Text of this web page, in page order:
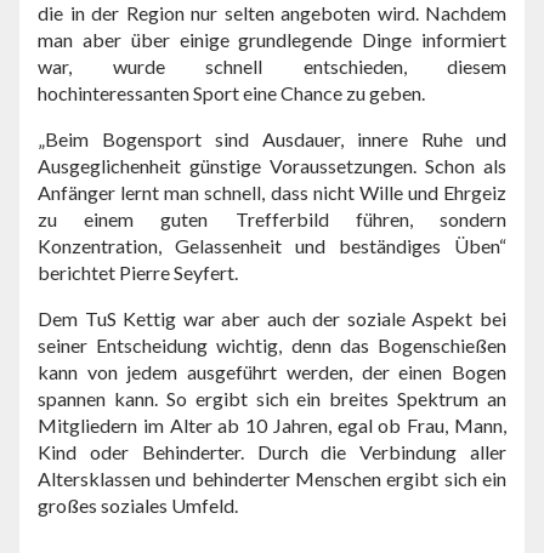
die in der Region nur selten angeboten wird. Nachdem
man aber über einige grundlegende Dinge informiert
war, wurde schnell entschieden, diesem
hochinteressanten Sport eine Chance zu geben.
„Beim Bogensport sind Ausdauer, innere Ruhe und
Ausgeglichenheit günstige Voraussetzungen. Schon als
Anfänger lernt man schnell, dass nicht Wille und Ehrgeiz
zu einem guten Trefferbild führen, sondern
Konzentration, Gelassenheit und beständiges Üben“
berichtet Pierre Seyfert.
Dem TuS Kettig war aber auch der soziale Aspekt bei
seiner Entscheidung wichtig, denn das Bogenschießen
kann von jedem ausgeführt werden, der einen Bogen
spannen kann. So ergibt sich ein breites Spektrum an
Mitgliedern im Alter ab 10 Jahren, egal ob Frau, Mann,
Kind oder Behinderter. Durch die Verbindung aller
Altersklassen und behinderter Menschen ergibt sich ein
großes soziales Umfeld.